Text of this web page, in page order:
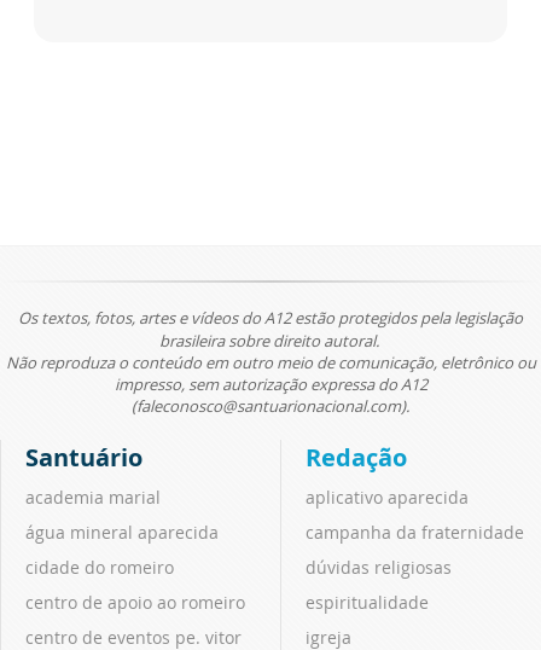
Os textos, fotos, artes e vídeos do A12 estão protegidos pela legislação
brasileira sobre direito autoral.
Não reproduza o conteúdo em outro meio de comunicação, eletrônico ou
impresso, sem autorização expressa do A12
(faleconosco@santuarionacional.com).
Santuário
academia marial
água mineral aparecida
cidade do romeiro
centro de apoio ao romeiro
centro de eventos pe. vitor
Redação
aplicativo aparecida
campanha da fraternidade
dúvidas religiosas
espiritualidade
igreja